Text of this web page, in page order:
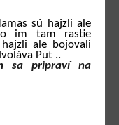
sú hajzli ale
im tam rastie
ale bojovali
Put ..
sa pripraví na